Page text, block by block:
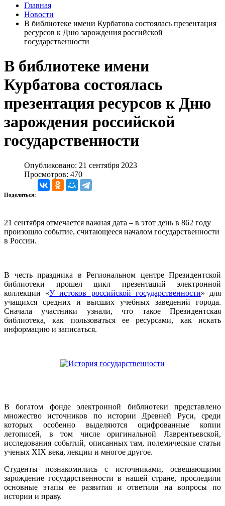
Главная
Новости
В библиотеке имени Курбатова состоялась презентация
ресурсов к Дню зарождения российской
государственности
В библиотеке имени
Курбатова состоялась
презентация ресурсов к Дню
зарождения российской
государственности
Опубликовано: 21 сентября 2023
Просмотров: 470
Поделиться:
21 сентября отмечается важная дата – в этот день в 862 году
произошло событие, считающееся началом государственности
в России.
В честь праздника в Региональном центре Президентской
библиотеки прошел цикл презентаций электронной
коллекции «У истоков российской государственности» для
учащихся средних и высших учебных заведений города.
Сначала участники узнали, что такое Президентская
библиотека, как пользоваться ее ресурсами, как искать
информацию и записаться.
В богатом фонде электронной библиотеки представлено
множество источников по истории Древней Руси, среди
которых особенно выделяются оцифрованные копии
летописей, в том числе оригинальной Лаврентьевской,
исследования событий, описанных там, полемические статьи
ученых XIX века, лекции и многое другое.
Студенты познакомились с источниками, освещающими
зарождение государственности в нашей стране, проследили
основные этапы ее развития и ответили на вопросы по
истории и праву.